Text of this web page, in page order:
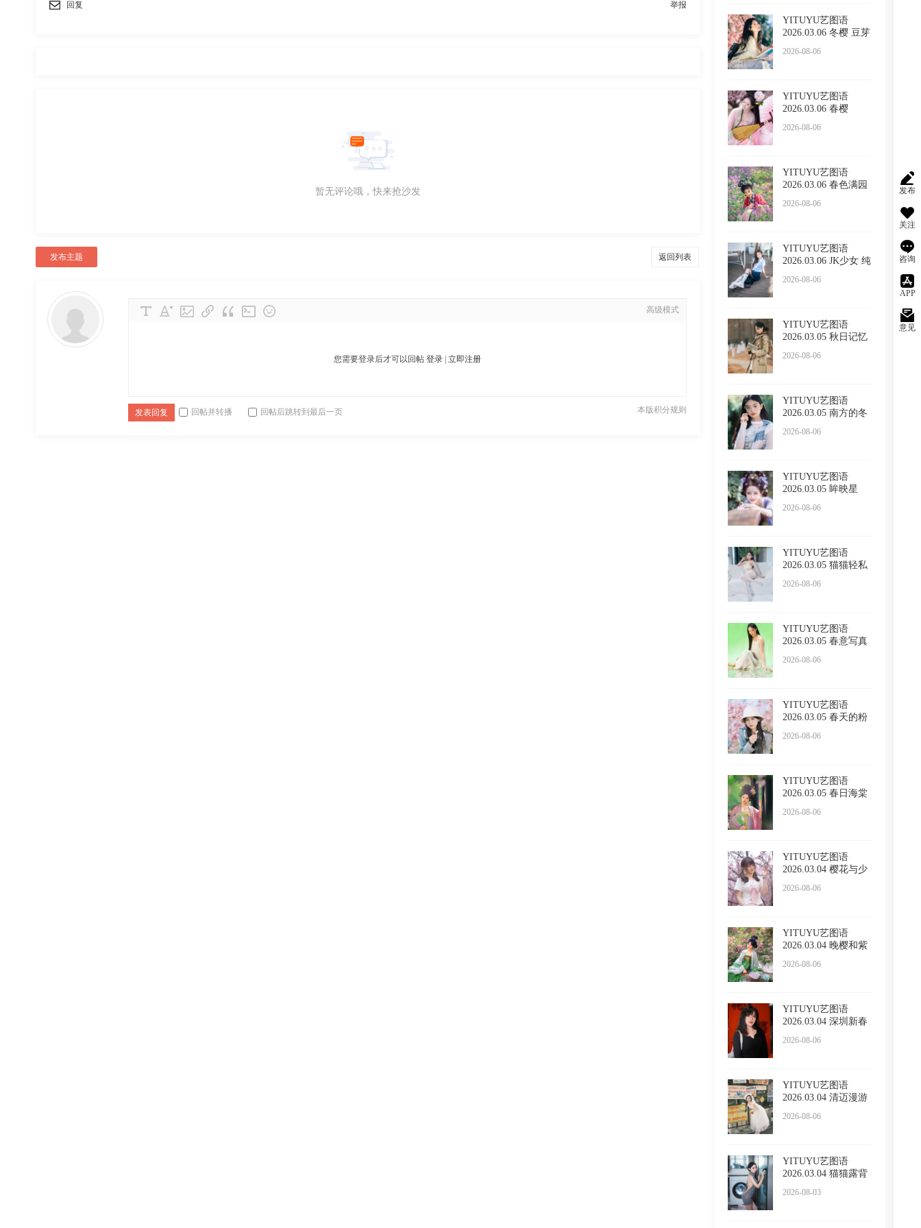
发布
关注
咨询
APP
意见
YITUYU艺图语
2026.03.06 冬樱 豆芽
2026-08-06
YITUYU艺图语
2026.03.06 春樱
2026-08-06
YITUYU艺图语
2026.03.06 春色满园
2026-08-06
YITUYU艺图语
2026.03.06 JK少女 纯
2026-08-06
YITUYU艺图语
2026.03.05 秋日记忆
2026-08-06
YITUYU艺图语
2026.03.05 南方的冬
2026-08-06
YITUYU艺图语
2026.03.05 眸映星
2026-08-06
YITUYU艺图语
2026.03.05 猫猫轻私
2026-08-06
YITUYU艺图语
2026.03.05 春意写真
2026-08-06
YITUYU艺图语
2026.03.05 春天的粉
2026-08-06
YITUYU艺图语
2026.03.05 春日海棠
2026-08-06
YITUYU艺图语
2026.03.04 樱花与少
2026-08-06
YITUYU艺图语
2026.03.04 晚樱和紫
2026-08-06
YITUYU艺图语
2026.03.04 深圳新春
2026-08-06
YITUYU艺图语
2026.03.04 清迈漫游
2026-08-06
YITUYU艺图语
2026.03.04 猫猫露背
2026-08-03
回复 举报
暂无评论哦，快来抢沙发
发布主题 返回列表
高级模式
您需要登录后才可以回帖 登录 立即注册
本版积分规则
发表回复 回帖并转播 回帖后跳转到最后一页